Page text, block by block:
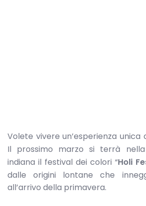
Volete vivere un’esperienza unica
Il prossimo marzo si terrà
indiana il festival dei colori “Holi
dalle origini lontane che
all’arrivo della primavera.